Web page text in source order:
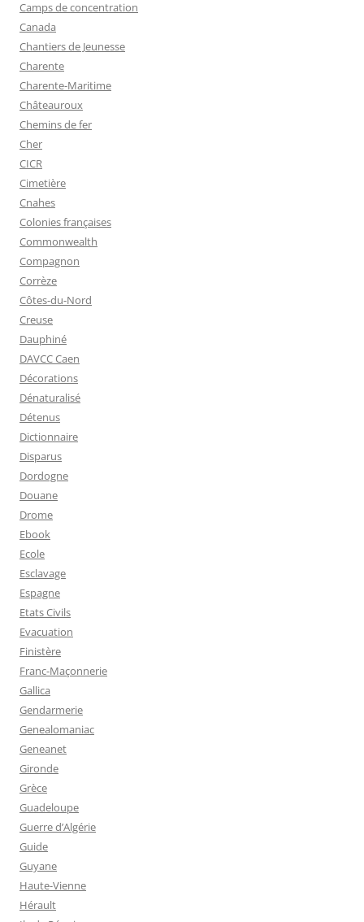
Camps de concentration
Canada
Chantiers de Jeunesse
Charente
Charente-Maritime
Châteauroux
Chemins de fer
Cher
CICR
Cimetière
Cnahes
Colonies françaises
Commonwealth
Compagnon
Corrèze
Côtes-du-Nord
Creuse
Dauphiné
DAVCC Caen
Décorations
Dénaturalisé
Détenus
Dictionnaire
Disparus
Dordogne
Douane
Drome
Ebook
Ecole
Esclavage
Espagne
Etats Civils
Evacuation
Finistère
Franc-Maçonnerie
Gallica
Gendarmerie
Genealomaniac
Geneanet
Gironde
Grèce
Guadeloupe
Guerre d’Algérie
Guide
Guyane
Haute-Vienne
Hérault